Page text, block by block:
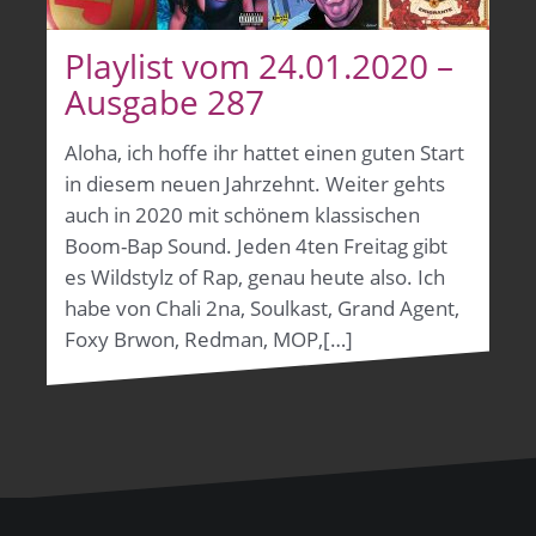
Playlist vom 24.01.2020 –
Ausgabe 287
Aloha, ich hoffe ihr hattet einen guten Start
in diesem neuen Jahrzehnt. Weiter gehts
auch in 2020 mit schönem klassischen
Boom-Bap Sound. Jeden 4ten Freitag gibt
es Wildstylz of Rap, genau heute also. Ich
habe von Chali 2na, Soulkast, Grand Agent,
Foxy Brwon, Redman, MOP,[…]